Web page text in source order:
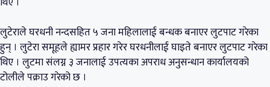
लुटेराले घरधनी नन्दसहित ५ जना महिलालाई बन्धक बनाएर लुटपाट गरेका
हुन् । लुटेरा समूहले ह्यामर प्रहार गरेर घरधनीलाई घाइते बनाएर लुटपाट गरेका
थिए । लुटमा संलग्न ३ जनालाई उपत्यका अपराध अनुसन्धान कार्यालयको
टोलीले पक्राउ गरेको छ ।